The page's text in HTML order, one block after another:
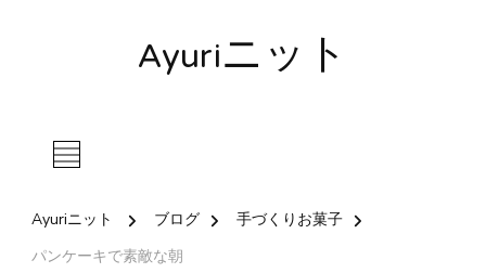
Ayuriニット
Ayuriニット ブログ
手づくりお菓子
パンケーキで素敵な朝